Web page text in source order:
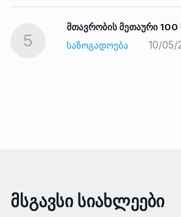
5
მთავრობის მეთაური
ᲡᲐᲖᲝᲒᲐᲓᲝᲔᲑᲐ
10/05/
Მსგავსი Სიახლეები